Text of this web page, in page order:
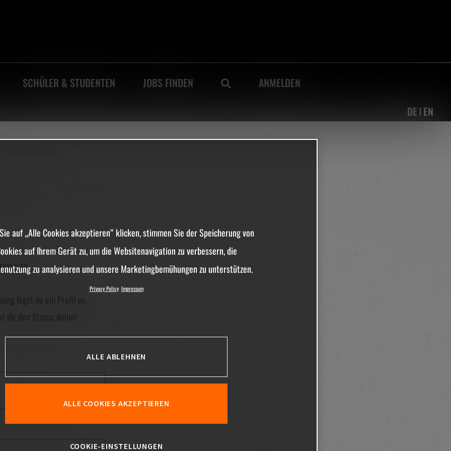
DE EN
SCHÜLER & STUDENTEN JOBS FINDEN SUCHE ANMELDEN
an.
legst du ein Profil an.
den Status deiner
auf „Alle Cookies akzeptieren“ klicken, stimmen Sie der Speicherung von
auf Ihrem Gerät zu, um die Websitenavigation zu verbessern, die
zu analysieren und unsere Marketingbemühungen zu unterstützen.
Privacy Policy Impressum
ALLE ABLEHNEN
ALLE COOKIES AKZEPTIEREN
COOKIE-EINSTELLUNGEN